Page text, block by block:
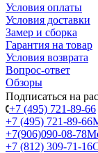
Условия оплаты
Условия доставки
Замер и сборка
Гарантия на товар
Условия возврата
Вопрос-ответ
Обзоры
Подписаться на
+7 (495) 721-89-66
+7 (495) 721-89-66
+7(906)090-08-78
+7 (812) 309-71-16